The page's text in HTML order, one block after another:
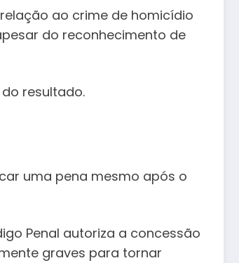
ao crime de homicídio
do reconhecimento de
resultado.
uma pena mesmo após o
Penal autoriza a concessão
graves para tornar